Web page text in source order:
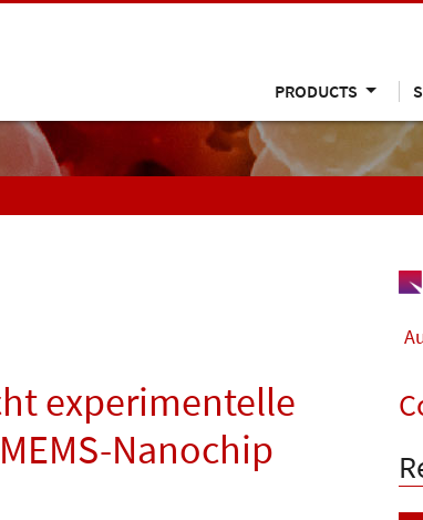
PRODUCTS
experimentelle
Nanochip